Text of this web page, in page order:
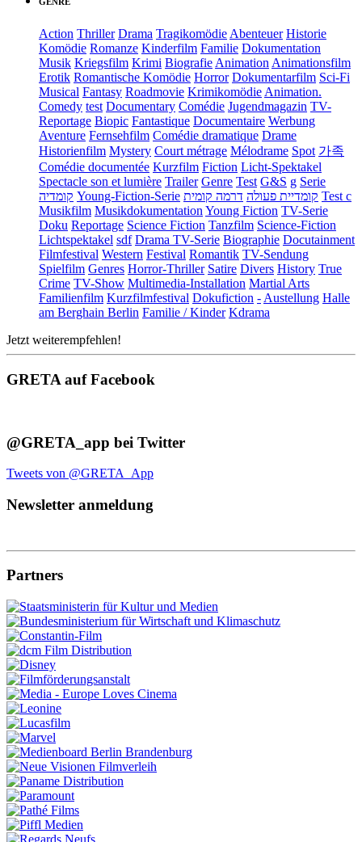
GENRE
Action Thriller Drama TragikomödieAbenteuer Historie
Komödie Romanze Kinderfilm Familie Dokumentation
Musik Kriegsfilm Krimi BiografieAnimationAnimationsfilm
Erotik Romantische Komödie Horror Dokumentarfilm Sci-Fi
Musical Fantasy Roadmovie KrimikomödieAnimation.
Comedy test Documentary Comédie Jugendmagazin TV-
Reportage Biopic Fantastique Documentaire Werbung
Aventure Fernsehfilm Comédie dramatique Drame
Historienfilm Mystery Court métrage Mélodrame Spot 가족
Comédie documentée Kurzfilm Fiction Licht-Spektakel
Spectacle son et lumière Trailer Genre Test G&S g Serie
קומדיה Young-Fiction-Serie קומדיית פעולה דרמה קומית
Test c
Musikfilm MusikdokumentationYoung Fiction TV-Serie
Doku Reportage Science Fiction Tanzfilm Science-Fiction
Lichtspektakel sdf Drama TV-Serie Biographie Docutainment
Filmfestival Western Festival Romantik TV-Sendung
Spielfilm Genres Horror-Thriller Satire Divers History True
Crime TV-Show Multimedia-Installation Martial Arts
Familienfilm Kurzfilmfestival Dokufiction -Austellung Halle
am Berghain Berlin Familie / Kinder Kdrama
Jetzt weiterempfehlen!
GRETA auf Facebook
@GRETA_app bei Twitter
Tweets von @GRETA_App
Newsletter anmeldung
Partners